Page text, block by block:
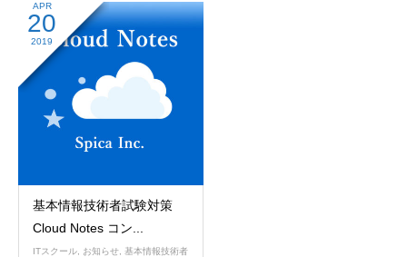
APR
20
2019
基本情報技術者試験対策
Cloud Notes コン...
ITスクール お知らせ 基本情報技術者